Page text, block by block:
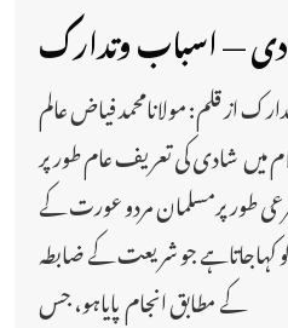
— اسباب وتدارک
از قلم: مولانامحمد فیاض عالم
میں شادی کی تعریف عام طورپر
طورپرمسلمان مردو عورت کے
کہاجاتاہے جو شریعت کے ضابطہ
کے مطابق انجام پایاہو، جس